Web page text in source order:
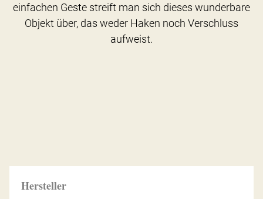
Hersteller
einfachen Geste streift man sich dieses wunderbare
Objekt über, das weder Haken noch Verschluss
aufweist.